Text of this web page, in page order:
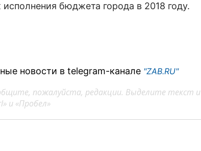
исполнения бюджета города в 2018 году.
новости в telegram-канале "ZAB.RU"
пожалуйста, редакции. Выделите текст и
и «Пробел»